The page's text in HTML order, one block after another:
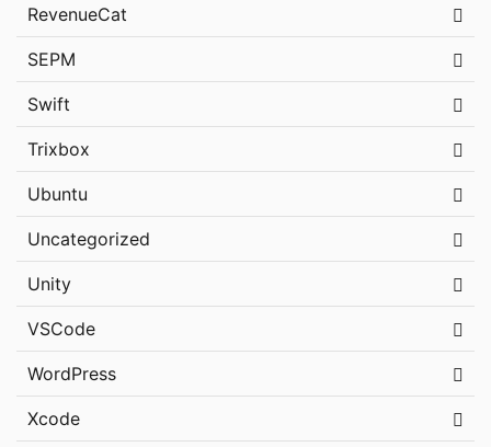
RevenueCat
SEPM
Swift
Trixbox
Ubuntu
Uncategorized
Unity
VSCode
WordPress
Xcode